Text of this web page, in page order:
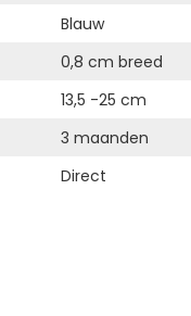
Blauw
0,8 cm breed
13,5 -25 cm
3 maanden
Direct